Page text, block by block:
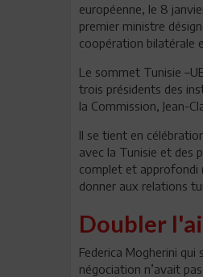
européenne, le 8
premier ministre
coopération bilatérale
Le sommet Tunisie
trois présidents des
la Commission, Jean-
Il se tient en
avec la Tunisie et des
complet et approfondi
donner aux relations
Doubler
Federica Mogherini
négociation n’avait